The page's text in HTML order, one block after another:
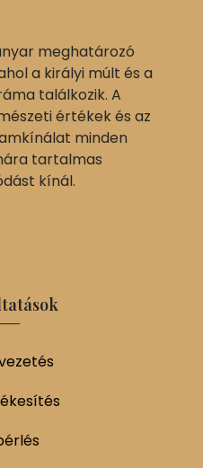
meghatározó
a királyi múlt és a
találkozik. A
értékek és az
minden
tartalmas
kínál.